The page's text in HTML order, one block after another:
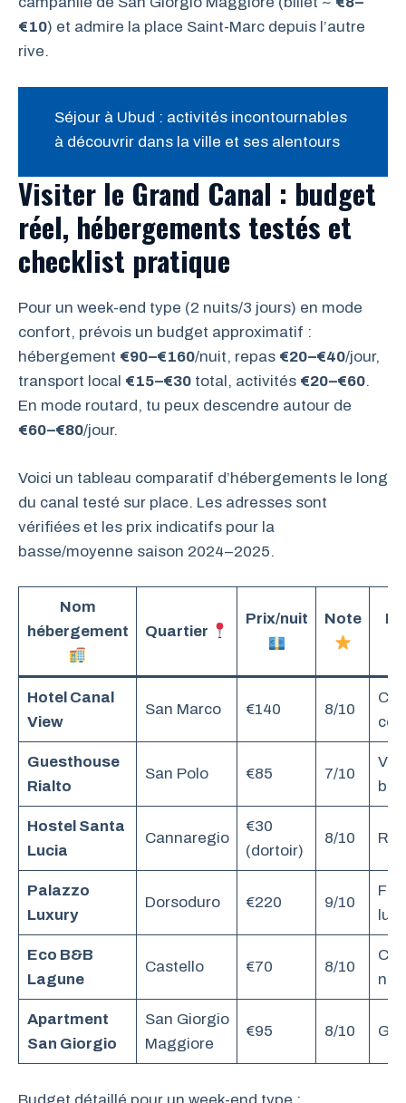
€10) et admire la place Saint-Marc depuis l’autre
rive.
Séjour à Ubud : activités incontournables
à découvrir dans la ville et ses alentours
Visiter le Grand Canal : budget
réel, hébergements testés et
checklist pratique
Pour un week-end type (2 nuits/3 jours) en mode
confort, prévois un budget approximatif :
hébergement €90–€160/nuit, repas €20–€40/jour,
transport local €15–€30 total, activités €20–€60.
En mode routard, tu peux descendre autour de
€60–€80/jour.
Voici un tableau comparatif d’hébergements le long
du canal testé sur place. Les adresses sont
vérifiées et les prix indicatifs pour la
basse/moyenne saison 2024–2025.
Nom
hébergement
Quartier
Prix/nuit Note
Hotel Canal
View
San Marco €140 8/10
Guesthouse
Rialto
San Polo €85 7/10
Hostel Santa
Lucia
Cannaregio
€30
(dortoir)
8/10
Palazzo
Luxury
Dorsoduro €220 9/10
Eco B&B
Lagune
Castello €70 8/10
Apartment
San Giorgio
San Giorgio
Maggiore
€95 8/10
Budget détaillé pour un week-end type :